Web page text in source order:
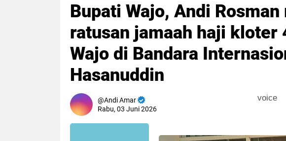
Bupati Wajo, Andi
ratusan jamaah haji kloter
Wajo di Bandara
Hasanuddin
Andi Amar
Rabu, 03 Juni 2026
voice